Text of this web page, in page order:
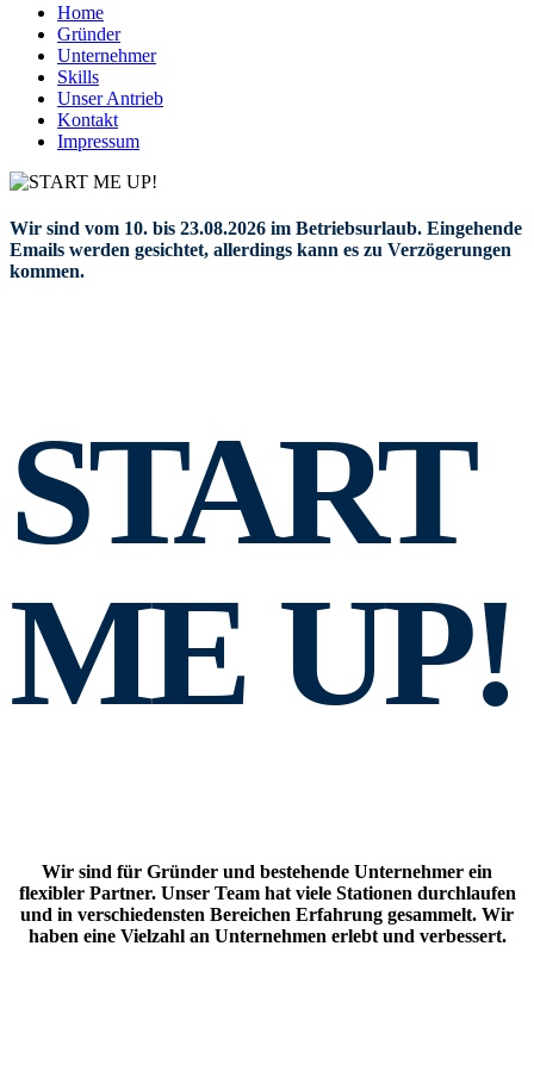
Home
Gründer
Unternehmer
Skills
Unser Antrieb
Kontakt
Impressum
Wir sind vom 10. bis 23.08.2026 im Betriebsurlaub. Eingehende
Emails werden gesichtet, allerdings kann es zu Verzögerungen
kommen.
START
ME UP!
Wir sind für Gründer und bestehende Unternehmer ein
flexibler Partner. Unser Team hat viele Stationen durchlaufen
und in verschiedensten Bereichen Erfahrung gesammelt. Wir
haben eine Vielzahl an Unternehmen erlebt und verbessert.